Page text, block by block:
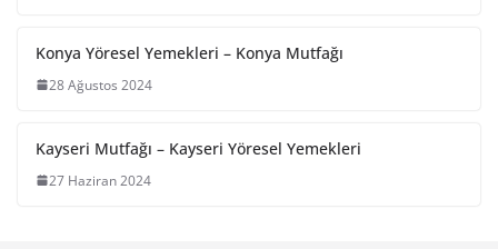
Konya Yöresel Yemekleri – Konya Mutfağı
28 Ağustos 2024
Kayseri Mutfağı – Kayseri Yöresel Yemekleri
27 Haziran 2024